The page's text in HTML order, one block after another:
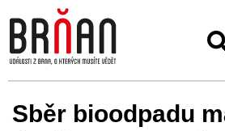
Sběr bioodpadu